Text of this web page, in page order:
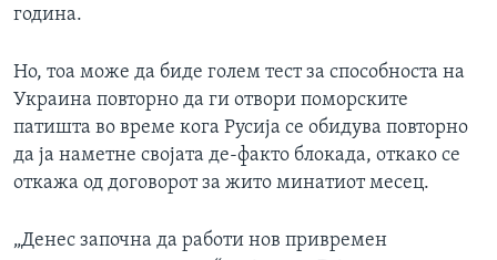
година.
Но, тоа може да биде голем тест за способноста на
Украина повторно да ги отвори поморските
патишта во време кога Русија се обидува повторно
да ја наметне својата де-факто блокада, откако се
откажа од договорот за жито минатиот месец.
„Денес започна да работи нов привремен